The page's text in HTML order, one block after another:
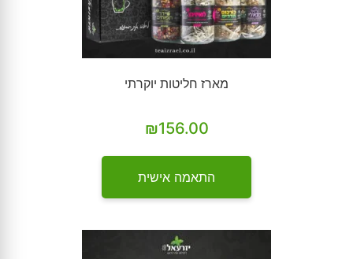
מארז חליטות יוקרתי
₪156.00
התאמה אישית